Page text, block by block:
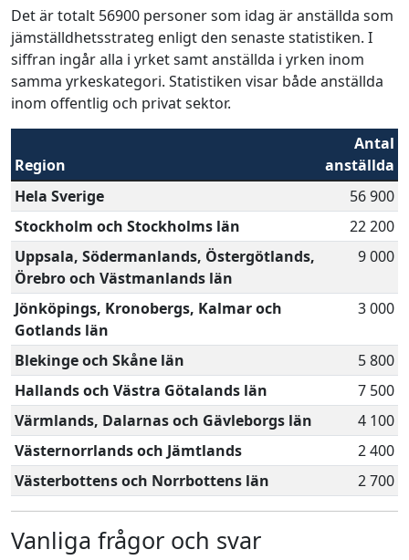
Det är totalt 56900 personer som idag är anställda som
jämställdhetsstrateg enligt den senaste statistiken. I
siffran ingår alla i yrket samt anställda i yrken inom
samma yrkeskategori. Statistiken visar både anställda
inom offentlig och privat sektor.
Region
Antal
anställda
Hela Sverige
56 900
Stockholm och Stockholms län
22 200
Uppsala, Södermanlands, Östergötlands,
Örebro och Västmanlands län
9 000
Jönköpings, Kronobergs, Kalmar och
Gotlands län
3 000
Blekinge och Skåne län
5 800
Hallands och Västra Götalands län
7 500
Värmlands, Dalarnas och Gävleborgs län
4 100
Västernorrlands och Jämtlands
2 400
Västerbottens och Norrbottens län
2 700
Vanliga frågor och svar